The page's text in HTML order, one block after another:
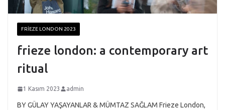
FRIEZE LONDON 2023
frieze london: a contemporary art
ritual
1 Kasım 2023 admin
BY GÜLAY YAŞAYANLAR & MÜMTAZ SAĞLAM Frieze London,